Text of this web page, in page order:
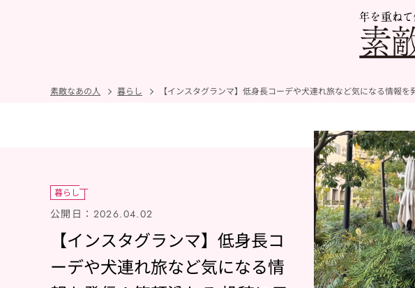
素敵なあの人 暮らし 【インスタグランマ】低身長コーデや犬連れ旅など気になる情報
暮らし
公開日： 2026.04.02
【インスタグランマ】低身長コ
ーデや犬連れ旅など気になる情